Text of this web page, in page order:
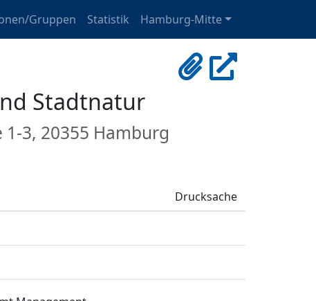
Gruppen Statistik Hamburg-Mitte
Stadtnatur
3, 20355 Hamburg
Drucksache